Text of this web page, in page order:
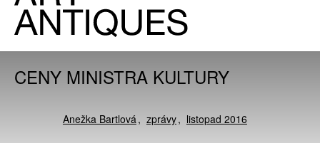
CENY MINISTRA KULTURY
Anežka Bartlová zprávy listopad 2016